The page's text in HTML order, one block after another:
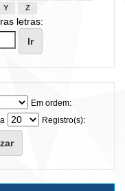
Y Z
letras:
Em ordem:
Registro(s):